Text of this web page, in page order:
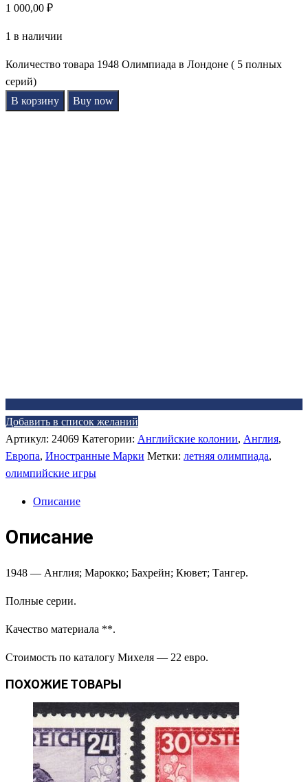
1 000,00 ₽
1 в наличии
Количество товара 1948 Олимпиада в Лондоне ( 5 полных
серий)
В корзину
Buy now
Добавить в список желаний
Артикул: 24069 Категории: Английские колонии, Англия,
Европа, Иностранные Марки Метки: летняя олимпиада,
олимпийские игры
Описание
Описание
1948 — Англия; Марокко; Бахрейн; Кювет; Тангер.
Полные серии.
Качество материала **.
Стоимость по каталогу Михеля — 22 евро.
ПОХОЖИЕ ТОВАРЫ